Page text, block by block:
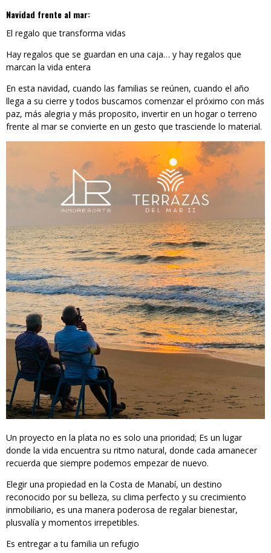
Navidad frente al mar:
El regalo que transforma vidas
Hay regalos que se guardan en una caja… y hay regalos que
marcan la vida entera
En esta navidad, cuando las familias se reúnen, cuando el año
llega a su cierre y todos buscamos comenzar el próximo con más
paz, más alegria y más proposito, invertir en un hogar o terreno
frente al mar se convierte en un gesto que trasciende lo material.
Un proyecto en la plata no es solo una prioridad; Es un lugar
donde la vida encuentra su ritmo natural, donde cada amanecer
recuerda que siempre podemos empezar de nuevo.
Elegir una propiedad en la Costa de Manabí, un destino
reconocido por su belleza, su clima perfecto y su crecimiento
inmobiliario, es una manera poderosa de regalar bienestar,
plusvalía y momentos irrepetibles.
Es entregar a tu familia un refugio